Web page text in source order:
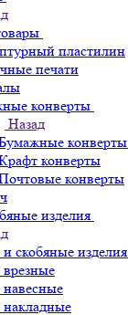
пластилин
печати
конверты
Назад
конверты
конверты
конверты
изделия
скобяные изделия